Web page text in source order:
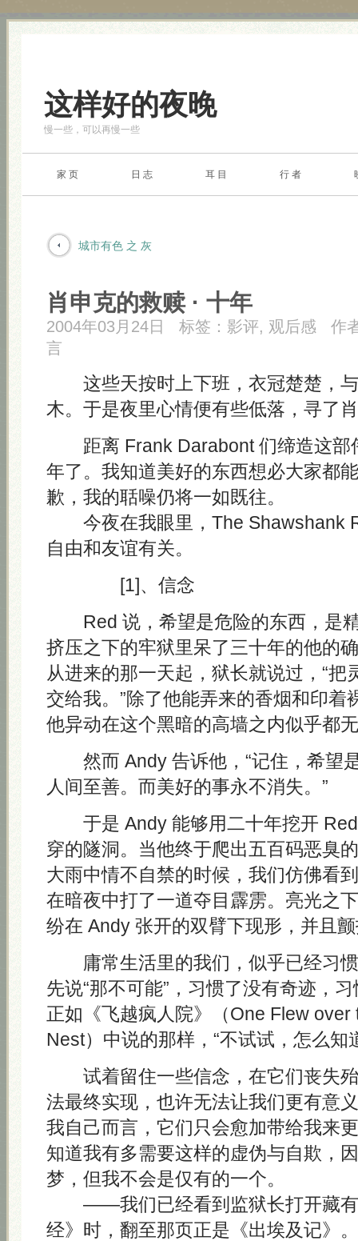
这样好的夜晚
慢一些，可以再慢一些
家 页 日 志 耳 目 行 者
城市有色 之 灰
肖申克的救赎 · 十年
2004年03月24日 标签： 影评, 观后感
作
言
这些天按时上下班，衣冠楚楚，与
木。于是夜里心情便有些低落，寻了
距离 Frank Darabont 们缔造这部
年了。我知道美好的东西想必大家都
歉，我的聒噪仍将一如既往。
今夜在我眼里，The Shawshank
自由和友谊有关。
[1]、信念
Red 说，希望是危险的东西，是
挤压之下的牢狱里呆了三十年的他的
从进来的那一天起，狱长就说过，“把
交给我。”除了他能弄来的香烟和印着
他异动在这个黑暗的高墙之内似乎都
然而 Andy 告诉他，“记住，希望
人间至善。而美好的事永不消失。”
于是 Andy 能够用二十年挖开 Red
穿的隧洞。当他终于爬出五百码恶臭
大雨中情不自禁的时候，我们仿佛看
在暗夜中打了一道夺目霹雳。亮光之
纷在 Andy 张开的双臂下现形，并且
庸常生活里的我们，似乎已经习惯
先说“那不可能”，习惯了没有奇迹，
正如《飞越疯人院》（One Flew over
Nest）中说的那样，“不试试，怎么知
试着留住一些信念，在它们丧失殆
法最终实现，也许无法让我们更有
我自己而言，它们只会愈加带给我来
知道我有多需要这样的虚伪与自欺，
梦，但我不会是仅有的一个。
——我们已经看到监狱长打开藏有
经》时，翻至那页正是《出埃及记》